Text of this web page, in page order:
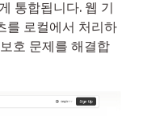
통합됩니다. 웹 기
를 로컬에서 처리하
호 문제를 해결합